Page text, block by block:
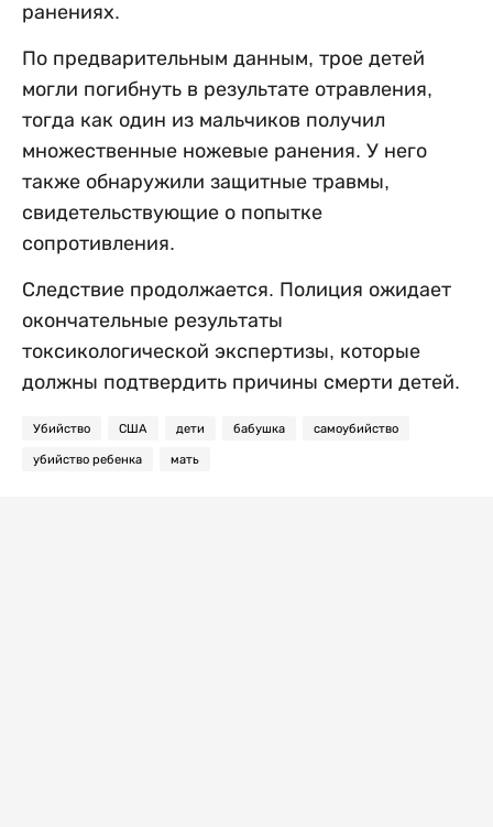
ранениях.
По предварительным данным, трое детей
могли погибнуть в результате отравления,
тогда как один из мальчиков получил
множественные ножевые ранения. У него
также обнаружили защитные травмы,
свидетельствующие о попытке
сопротивления.
Следствие продолжается. Полиция ожидает
окончательные результаты
токсикологической экспертизы, которые
должны подтвердить причины смерти детей.
Убийство США дети бабушка самоубийство
убийство ребенка мать